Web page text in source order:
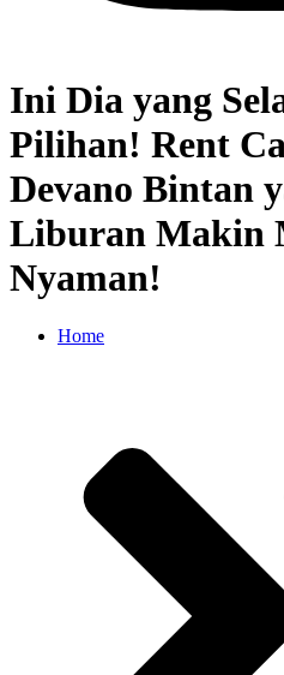
Ini Dia yang
Pilihan! Rent
Devano Bintan
Liburan Makin
Nyaman!
Home